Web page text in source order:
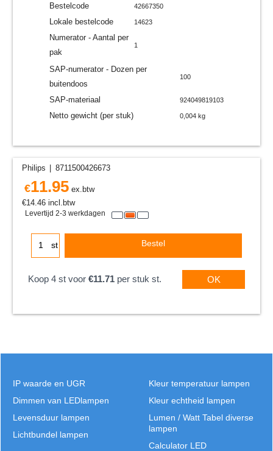
Bestelcode 42667350
Lokale bestelcode 14623
Numerator - Aantal per
pak
1
SAP-numerator - Dozen per
buitendoos
100
SAP-materiaal 924049819103
Netto gewicht (per stuk) 0,004 kg
Philips 8711500426673
€11.95 ex.btw
€14.46 incl.btw
Levertijd 2-3 werkdagen
st Bestel
Koop 4 st voor €11.71 per stuk st. OK
Kleur temperatuur lampen
Kleur echtheid lampen
Lumen / Watt Tabel diverse
lampen
Calculator LED
IP waarde en UGR
Dimmen van LEDlampen
Levensduur lampen
Lichtbundel lampen